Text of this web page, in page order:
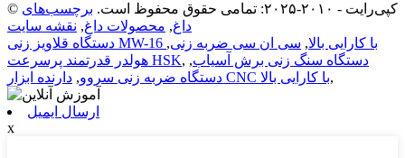
© کپی‌رایت - ۲۰۱۰-۲۰۲۵: تمامی حقوق محفوظ است.
برچسب‌های
داغ, محصولات داغ, نقشه سایت
دستگاه قلاویز زنی MW-16 با کارایی بالا, سی ان سی ضربه زنی,
هولدر قدرتمند پرسرعت HSK, دستگاه سنگ زنی برش آسیاب,
دستگاه ضربه زنی سروو, دارنده ابزار CNC با کارایی بالا,
ارسال ایمیل
x